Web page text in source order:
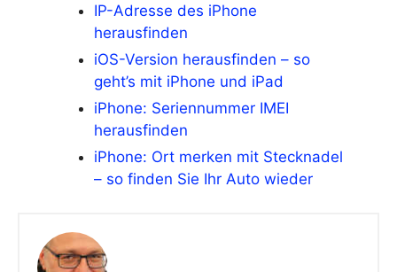
IP-Adresse des iPhone
herausfinden
iOS-Version herausfinden – so
geht’s mit iPhone und iPad
iPhone: Seriennummer IMEI
herausfinden
iPhone: Ort merken mit Stecknadel
– so finden Sie Ihr Auto wieder